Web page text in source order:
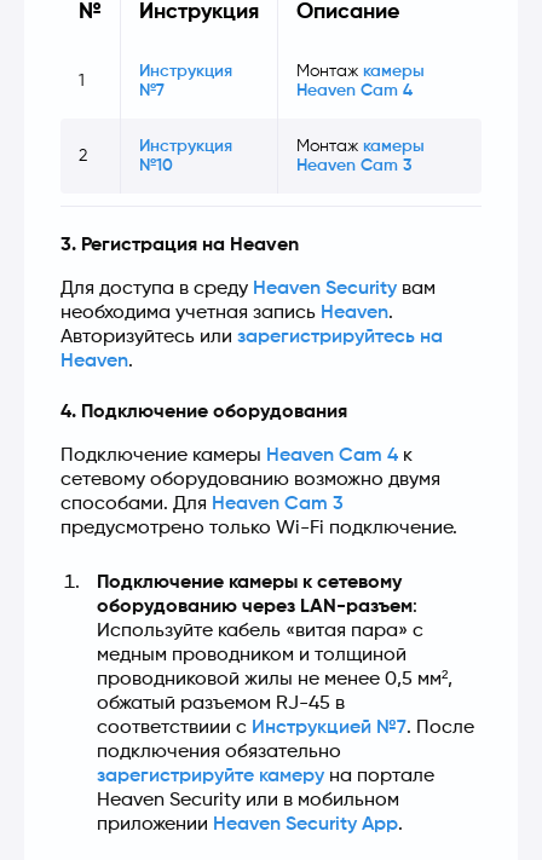
№ Инструкция Описание
1
Инструкция
№7
Монтаж камеры
Heaven Cam 4
2
Инструкция
№10
Монтаж камеры
Heaven Cam 3
3. Регистрация на Heaven
Для доступа в среду Heaven Security вам
необходима учетная запись Heaven.
Авторизуйтесь или зарегистрируйтесь на
Heaven.
4. Подключение оборудования
Подключение камеры Heaven Cam 4 к
сетевому оборудованию возможно двумя
способами. Для Heaven Cam 3
предусмотрено только Wi-Fi подключение.
Подключение камеры к сетевому
оборудованию через LAN-разъем:
Используйте кабель «витая пара» с
медным проводником и толщиной
проводниковой жилы не менее 0,5 мм²,
обжатый разъемом RJ-45 в
соответствиии с Инструкцией №7. После
зарегистрируйте камеру на портале
Heaven Security или в мобильном
приложении Heaven Security App.